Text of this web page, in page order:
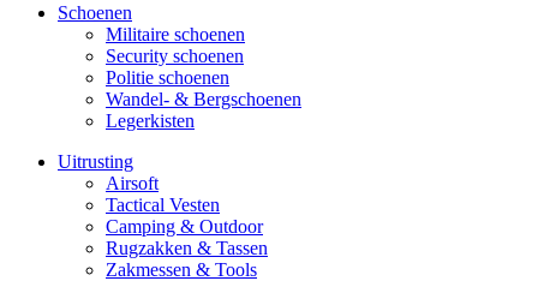
Schoenen
Militaire schoe­nen
Security schoenen
Politie schoenen
Wandel- & Berg­­schoenen
Legerkisten
Uitrusting
Airsoft
Tactical Ves­ten
Camping & Outdoor
Rugzakken & Tassen
Zakmessen & Tools